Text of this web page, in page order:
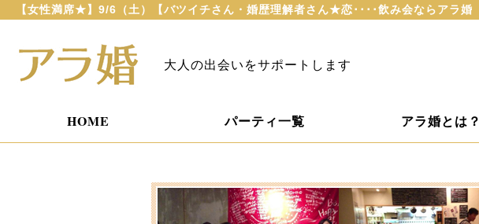
【女性満席★】9/6（土）【バツイチさん・婚歴理解者さん★恋････飲み会ならアラ婚
大人の出会いをサポートします
HOME パーティ一覧 アラ婚とは？